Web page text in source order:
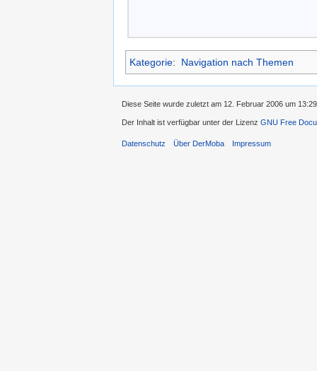
Kategorie: Navigation nach Themen
Diese Seite wurde zuletzt am 12. Februar 2006 um
Der Inhalt ist verfügbar unter der Lizenz GNU Free
Datenschutz Über DerMoba Impressum